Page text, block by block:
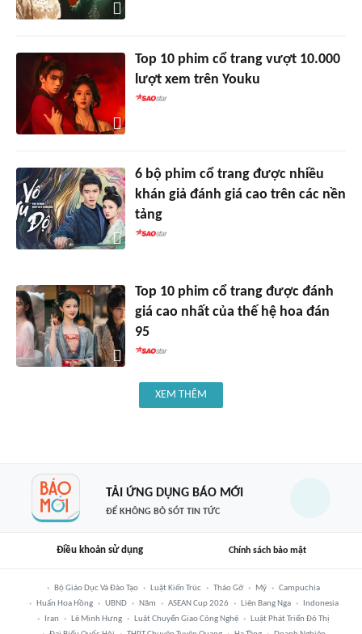
Top 10 phim cổ trang vượt 10.000
lượt xem trên Youku
6 bộ phim cổ trang được nhiều
khán giả đánh giá cao trên các nền
tảng
Top 10 phim cổ trang được đánh
giá cao nhất của thế hệ hoa đán
95
XEM THÊM
TẢI ỨNG DỤNG BÁO MỚI
ĐỂ KHÔNG BỎ SÓT TIN TỨC
Điều khoản sử dụng Chính sách bảo mật
Bộ Giáo Dục Và Đào Tạo Luật Kiến Trúc Tháo Gỡ Mỹ
Campuchia
Huấn Hoa Hồng
UBND Năm ASEAN Cup 2026 Liên Bang Nga
Indonesia
Iran
Lê Minh Hưng Luật Chuyển Giao Công Nghệ
Luật Phát Triển Đô Thị